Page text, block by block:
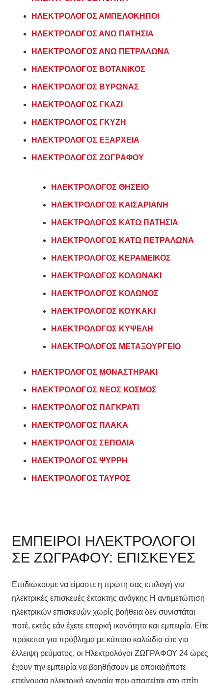
ΗΛΕΚΤΡΟΛΟΓΟΣ ΑΜΠΕΛΟΚΗΠΟΙ
ΗΛΕΚΤΡΟΛΟΓΟΣ ΑΝΩ ΠΑΤΗΣΙΑ
ΗΛΕΚΤΡΟΛΟΓΟΣ ΑΝΩ ΠΕΤΡΑΛΩΝΑ
ΗΛΕΚΤΡΟΛΟΓΟΣ ΒΟΤΑΝΙΚΟΣ
ΗΛΕΚΤΡΟΛΟΓΟΣ ΒΥΡΩΝΑΣ
ΗΛΕΚΤΡΟΛΟΓΟΣ ΓΚΑΖΙ
ΗΛΕΚΤΡΟΛΟΓΟΣ ΓΚΥΖΗ
ΗΛΕΚΤΡΟΛΟΓΟΣ ΕΞΑΡΧΕΙΑ
ΗΛΕΚΤΡΟΛΟΓΟΣ ΖΩΓΡΑΦΟΥ
ΗΛΕΚΤΡΟΛΟΓΟΣ ΘΗΣΕΙΟ
ΗΛΕΚΤΡΟΛΟΓΟΣ ΚΑΙΣΑΡΙΑΝΗ
ΗΛΕΚΤΡΟΛΟΓΟΣ ΚΑΤΩ ΠΑΤΗΣΙΑ
ΗΛΕΚΤΡΟΛΟΓΟΣ ΚΑΤΩ ΠΕΤΡΑΛΩΝΑ
ΗΛΕΚΤΡΟΛΟΓΟΣ ΚΕΡΑΜΕΙΚΟΣ
ΗΛΕΚΤΡΟΛΟΓΟΣ ΚΟΛΩΝΑΚΙ
ΗΛΕΚΤΡΟΛΟΓΟΣ ΚΟΛΩΝΟΣ
ΗΛΕΚΤΡΟΛΟΓΟΣ ΚΟΥΚΑΚΙ
ΗΛΕΚΤΡΟΛΟΓΟΣ ΚΥΨΕΛΗ
ΗΛΕΚΤΡΟΛΟΓΟΣ ΜΕΤΑΞΟΥΡΓΕΙΟ
ΗΛΕΚΤΡΟΛΟΓΟΣ ΜΟΝΑΣΤΗΡΑΚΙ
ΗΛΕΚΤΡΟΛΟΓΟΣ ΝΕΟΣ ΚΟΣΜΟΣ
ΗΛΕΚΤΡΟΛΟΓΟΣ ΠΑΓΚΡΑΤΙ
ΗΛΕΚΤΡΟΛΟΓΟΣ ΠΛΑΚΑ
ΗΛΕΚΤΡΟΛΟΓΟΣ ΣΕΠΟΛΙΑ
ΗΛΕΚΤΡΟΛΟΓΟΣ ΨΥΡΡΗ
ΗΛΕΚΤΡΟΛΟΓΟΣ ΤΑΥΡΟΣ
ΕΜΠΕΙΡΟΙ ΗΛΕΚΤΡΟΛΟΓΟΙ
ΣΕ ΖΩΓΡΑΦΟΥ: ΕΠΙΣΚΕΥΕΣ
Επιδιώκουμε να είμαστε η πρώτη σας επιλογή για
ηλεκτρικές επισκευές έκτακτης ανάγκης Η αντιμετώπιση
ηλεκτρικών επισκευών χωρίς βοήθεια δεν συνιστάται
ποτέ, εκτός εάν έχετε επαρκή ικανότητα και εμπειρία. Είτε
πρόκειται για πρόβλημα με κάποιο καλώδιο είτε για
έλλειψη ρεύματος, οι Ηλεκτρολόγοι ΖΩΓΡΑΦΟΥ 24 ώρες
έχουν την εμπειρία να βοηθήσουν με οποιαδήποτε
επείγουσα ηλεκτρική εργασία που απαιτείται στο σπίτι